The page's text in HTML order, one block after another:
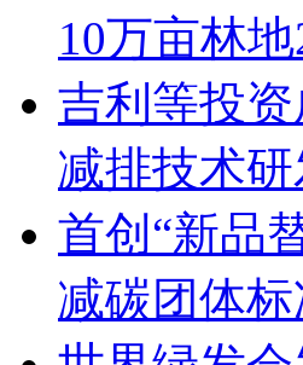
10万亩林
吉利等投
减排技术
首创“新品
减碳团体